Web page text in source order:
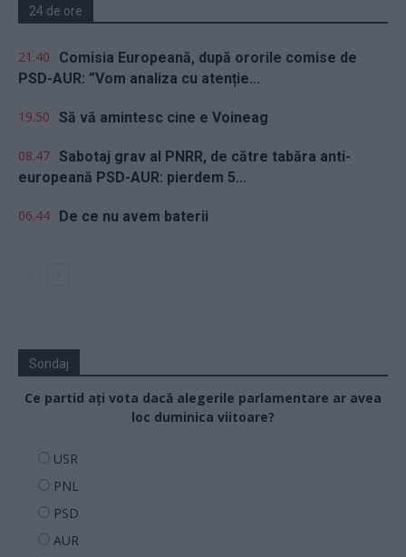
24 de ore
21.40
Comisia Europeană, după ororile comise de
PSD-AUR: ”Vom analiza cu atenție...
19.50 Să vă amintesc cine e Voineag
08.47 Sabotaj grav al PNRR, de către tabăra anti-
europeană PSD-AUR: pierdem 5...
06.44 De ce nu avem baterii
Sondaj
Ce partid ați vota dacă alegerile parlamentare ar avea
loc duminica viitoare?
USR
PNL
PSD
AUR